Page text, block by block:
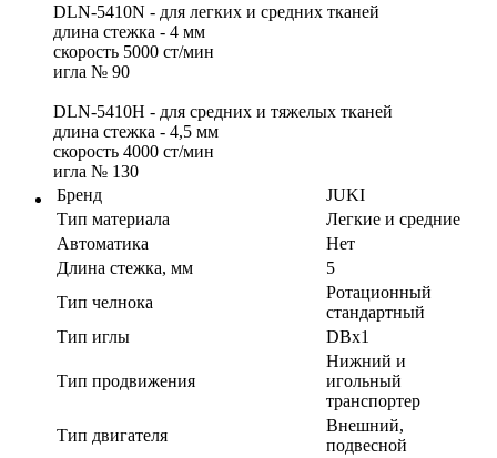
DLN-5410N - для легких и средних тканей
длина стежка - 4 мм
скорость 5000 ст/мин
игла № 90
DLN-5410H - для средних и тяжелых тканей
длина стежка - 4,5 мм
скорость 4000 ст/мин
игла № 130
Бренд
JUKI
Тип материала
Легкие и средние
Автоматика
Нет
Длина стежка, мм
5
Тип челнока
Ротационный
стандартный
Тип иглы
DBx1
Тип продвижения
Нижний и
игольный
транспортер
Тип двигателя
Внешний,
подвесной